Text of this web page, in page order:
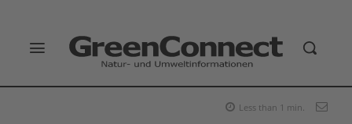
Less than 1 min.